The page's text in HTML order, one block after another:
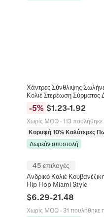
Χάντρες Σύνθλιψης
Κολιέ Στερέωση Σύρματος
-5% $1.23-1.92
Χωρίς MOQ· 113
Κορυφή 10% Καλύτερες
Δωρεάν αποστολή
45 επιλογές
Ανδρικό Κολιέ
Hip Hop Miami Style
$6.29-21.48
Χωρίς MOQ· 31 πουλήθηκε